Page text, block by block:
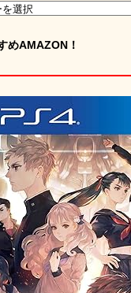
めAMAZON！